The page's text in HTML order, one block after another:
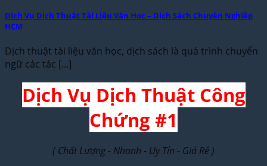
Dịch Vụ Dịch Thuật Tài Liệu Văn Học – Dịch Sách Chuyên Nghiệp
HCM
Dịch thuật tài liệu văn học, dịch sách là quá trình chuyển
ngữ các tác [...]
Dịch Vụ Dịch Thuật Công
Chứng #1
( Chất Lượng - Nhanh - Uy Tín - Giá Rẻ )